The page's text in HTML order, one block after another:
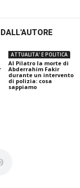
ATTUALITA' E POLITICA
Al Pilatro la morte di
Abderrahim Fakir
durante un intervento
di polizia: cosa
sappiamo